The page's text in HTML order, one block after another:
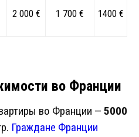
2 000 € 1 700 € 1400 €
во Франции
во Франции — 5000
Граждане Франции